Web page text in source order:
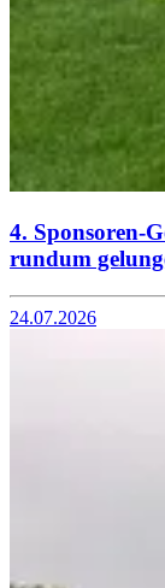
4. Sponsoren-
rundum
24.07.2026